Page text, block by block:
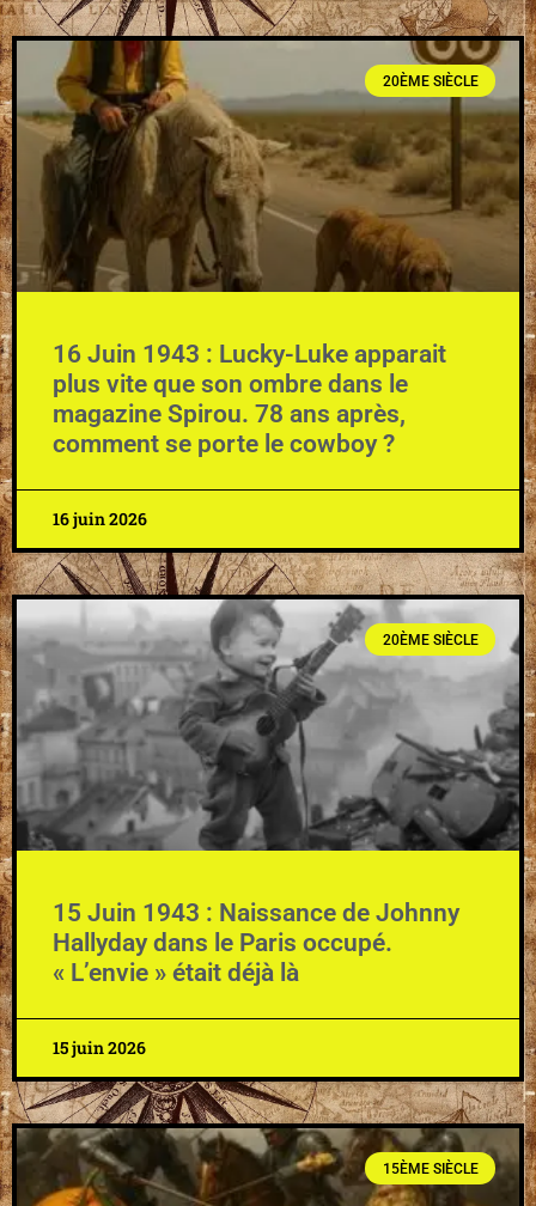
20ÈME SIÈCLE
16 Juin 1943 : Lucky-Luke apparait
plus vite que son ombre dans le
magazine Spirou. 78 ans après,
comment se porte le cowboy ?
16 juin 2026
20ÈME SIÈCLE
15 Juin 1943 : Naissance de Johnny
Hallyday dans le Paris occupé.
« L’envie » était déjà là
15 juin 2026
15ÈME SIÈCLE